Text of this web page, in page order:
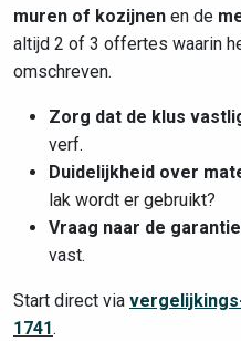
muren of kozijnen en de
altijd 2 of 3 offertes waarin
omschreven.
Zorg dat de klus
verf.
Duidelijkheid over
lak wordt er gebruikt?
Vraag naar de
vast.
Start direct via
1741.